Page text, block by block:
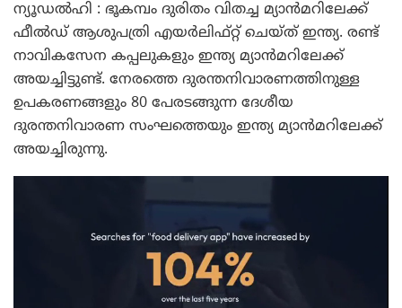
ന്യൂഡൽഹി : ഭൂകമ്പം ദുരിതം വിതച്ച മ്യാൻമറിലേക്ക്
ഫീൽഡ് ആശുപത്രി എയർലിഫ്റ്റ് ചെയ്ത് ഇന്ത്യ. രണ്ട്
നാവികസേന കപ്പലുകളും ഇന്ത്യ മ്യാൻമറിലേക്ക്
അയച്ചിട്ടുണ്ട്. നേരത്തെ ദുരന്തനിവാരണത്തിനുള്ള
ഉപകരണങ്ങളും 80 പേരടങ്ങുന്ന ദേശീയ
ദുരന്തനിവാരണ സംഘത്തെയും ഇന്ത്യ മ്യാൻമറിലേക്ക്
അയച്ചിരുന്നു.